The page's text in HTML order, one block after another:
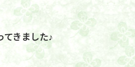
てきました♪